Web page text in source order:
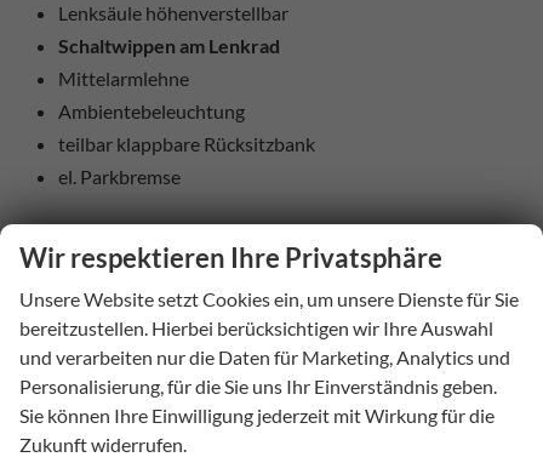
Lenksäule höhenverstellbar
Schaltwippen am Lenkrad
Mittelarmlehne
Ambientebeleuchtung
teilbar klappbare Rücksitzbank
el. Parkbremse
5-trg.
el. Fensterheber vorne + hinten
Dachreling schwarz
el. heranklappbare und beheizbare Außenspiegel
Colorverglasung
Regensensor
Wir respektieren Ihre Privatsphäre
Unsere Website setzt Cookies ein, um unsere Dienste für Sie
bereitzustellen. Hierbei berücksichtigen wir Ihre Auswahl
und verarbeiten nur die Daten für Marketing, Analytics und
Personalisierung, für die Sie uns Ihr Einverständnis geben.
Sie können Ihre Einwilligung jederzeit mit Wirkung für die
Zukunft widerrufen.